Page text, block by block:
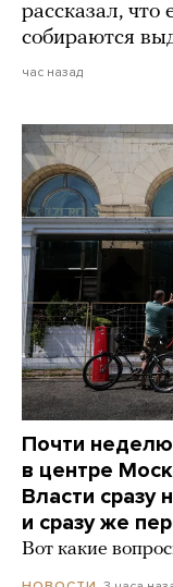
рассказал, что
собираются
час назад
Почти неделю
в центре
Власти сразу
и сразу же
Вот какие